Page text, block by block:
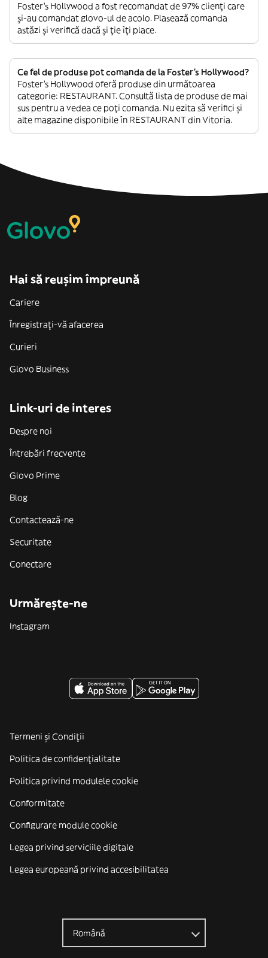
Foster's Hollywood a fost recomandat de 97% clienți care
și-au comandat glovo-ul de acolo. Plasează comanda
astăzi și verifică dacă și ție îți place.
Ce fel de produse pot comanda de la Foster's Hollywood?
Foster's Hollywood oferă produse din următoarea
categorie: RESTAURANT. Consultă lista de produse de mai
sus pentru a vedea ce poți comanda. Nu ezita să verifici și
alte magazine disponibile în RESTAURANT din Vitoria.
Hai să reușim împreună
Cariere
Înregistrați-vă afacerea
Curieri
Glovo Business
Link-uri de interes
Despre noi
Întrebări frecvente
Glovo Prime
Blog
Contactează-ne
Securitate
Conectare
Urmărește-ne
Instagram
Termeni și Condiții
Politica de confidenţialitate
Politica privind modulele cookie
Conformitate
Configurare module cookie
Legea privind serviciile digitale
Legea europeană privind accesibilitatea